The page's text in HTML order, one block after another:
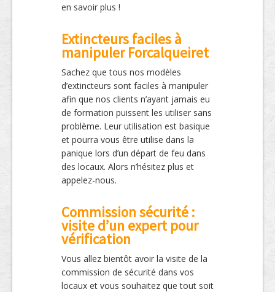
en savoir plus !
Extincteurs faciles à
manipuler Forcalqueiret
Sachez que tous nos modèles
d’extincteurs sont faciles à manipuler
afin que nos clients n’ayant jamais eu
de formation puissent les utiliser sans
problème. Leur utilisation est basique
et pourra vous être utilise dans la
panique lors d’un départ de feu dans
des locaux. Alors n’hésitez plus et
appelez-nous.
Commission sécurité :
visite d’un expert pour
vérification
Vous allez bientôt avoir la visite de la
commission de sécurité dans vos
locaux et vous souhaitez que tout soit